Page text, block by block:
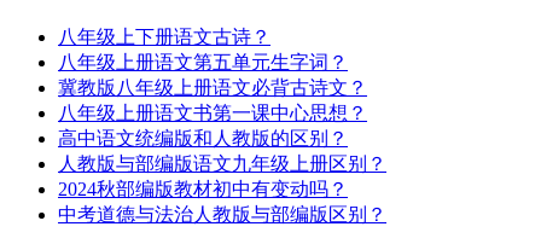
八年级上下册语文古诗？
八年级上册语文第五单元生字词？
冀教版八年级上册语文必背古诗文？
八年级上册语文书第一课中心思想？
高中语文统编版和人教版的区别？
人教版与部编版语文九年级上册区别？
2024秋部编版教材初中有变动吗？
中考道德与法治人教版与部编版区别？